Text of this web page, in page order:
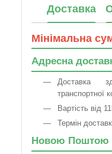
Доставка
Мінімальна
Адресна
Доставка
транспортної
Вартість від
Термін
Новою Поштою